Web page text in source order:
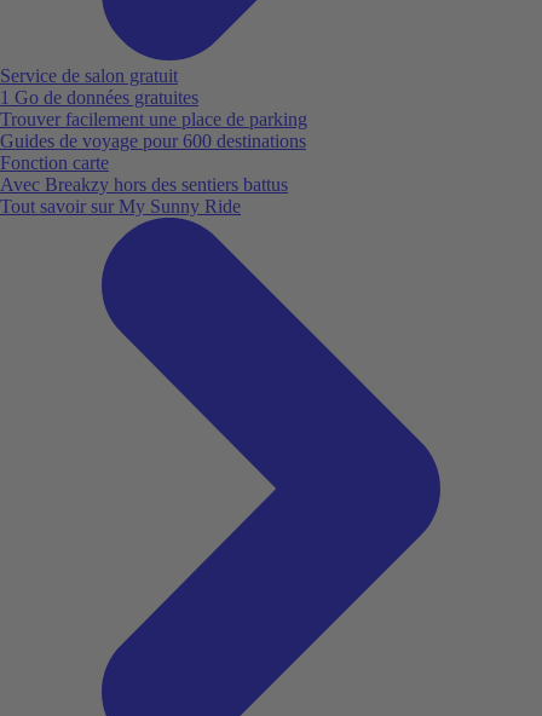
Service de salon gratuit
1 Go de données gratuites
Trouver facilement une place de parking
Guides de voyage pour 600 destinations
Fonction carte
Avec Breakzy hors des sentiers battus
Tout savoir sur My Sunny Ride